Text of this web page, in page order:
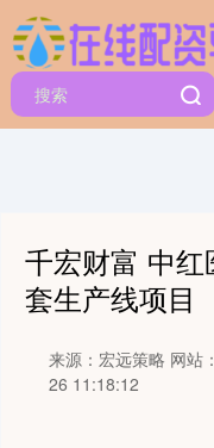
千宏财富 中
套生产线项目
来源：宏远策略 网站
26 11:18:12